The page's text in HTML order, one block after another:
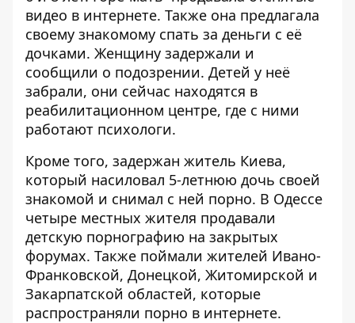
видео в интернете. Также она предлагала
своему знакомому спать за деньги с её
дочками. Женщину задержали и
сообщили о подозрении. Детей у неё
забрали, они сейчас находятся в
реабилитационном центре, где с ними
работают психологи.
Кроме того, задержан житель Киева,
который насиловал 5-летнюю дочь своей
знакомой и снимал с ней порно. В Одессе
четыре местных жителя продавали
детскую порнографию на закрытых
форумах. Также поймали жителей Ивано-
Франковской, Донецкой, Житомирской и
Закарпатской областей, которые
распространяли порно в интернете.